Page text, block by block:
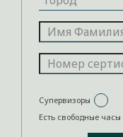
Супервизоры
Есть свободные часы